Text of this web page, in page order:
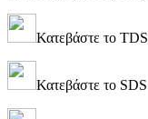
Κατεβάστε το
Κατεβάστε το